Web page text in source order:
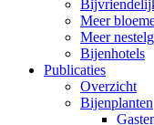
Meer
Meer
Bijenhotels
Publicaties
Overzicht
Bijenplanten